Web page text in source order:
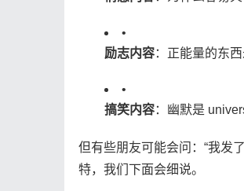
•
​励志内容​：正能量的东
•
​搞笑内容​：幽默是
但有些朋友可能会问：“我发
特，我们下面会细说。